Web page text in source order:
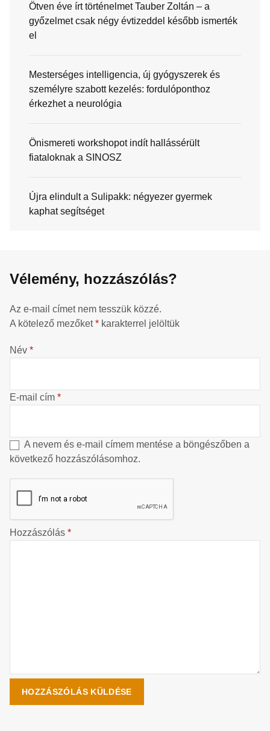
Ötven éve írt történelmet Tauber Zoltán – a
győzelmet csak négy évtizeddel később ismerték
el
Mesterséges intelligencia, új gyógyszerek és
személyre szabott kezelés: fordulóponthoz
érkezhet a neurológia
Önismereti workshopot indít hallássérült
fiataloknak a SINOSZ
Újra elindult a Sulipakk: négyezer gyermek
kaphat segítséget
Vélemény, hozzászólás?
Az e-mail címet nem tesszük közzé.
A kötelező mezőket* karakterrel jelöltük
Név *
E-mail cím *
A nevem és e-mail címem mentése a böngészőben a
következő hozzászólásomhoz.
Hozzászólás *